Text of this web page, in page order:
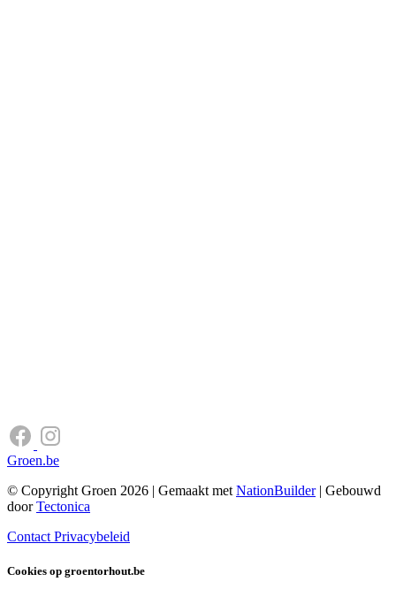
Groen.be
© Copyright Groen 2026 | Gemaakt met NationBuilder| Gebouwd
doorTectonica
Contact Privacybeleid
Cookies op groentorhout.be